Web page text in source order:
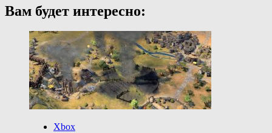
Вам будет интересно:
Xbox